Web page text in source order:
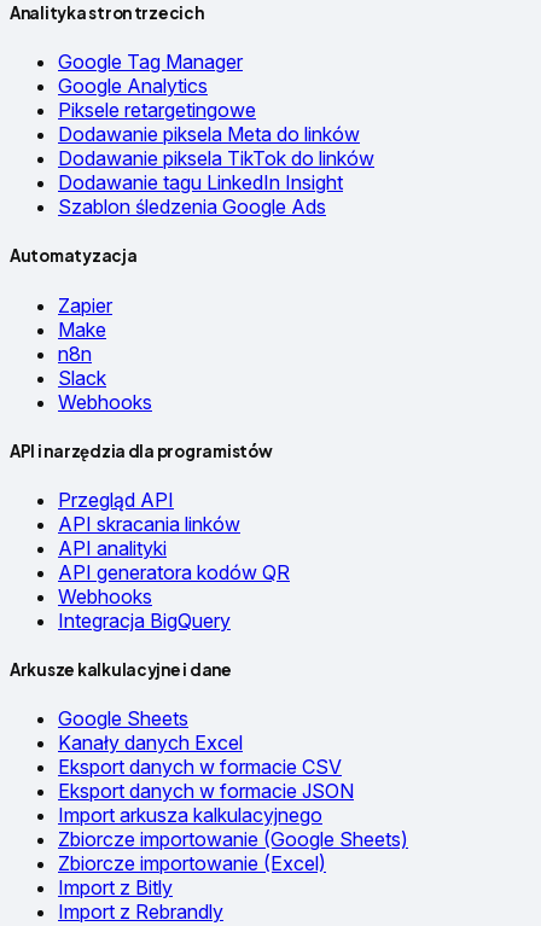
Analityka stron trzecich
Google Tag Manager
Google Analytics
Piksele retargetingowe
Dodawanie piksela Meta do linków
Dodawanie piksela TikTok do linków
Dodawanie tagu LinkedIn Insight
Szablon śledzenia Google Ads
Automatyzacja
Zapier
Make
n8n
Slack
Webhooks
API i narzędzia dla programistów
Przegląd API
API skracania linków
API analityki
API generatora kodów QR
Webhooks
Integracja BigQuery
Arkusze kalkulacyjne i dane
Google Sheets
Kanały danych Excel
Eksport danych w formacie CSV
Eksport danych w formacie JSON
Import arkusza kalkulacyjnego
Zbiorcze importowanie (Google Sheets)
Zbiorcze importowanie (Excel)
Import z Bitly
Import z Rebrandly